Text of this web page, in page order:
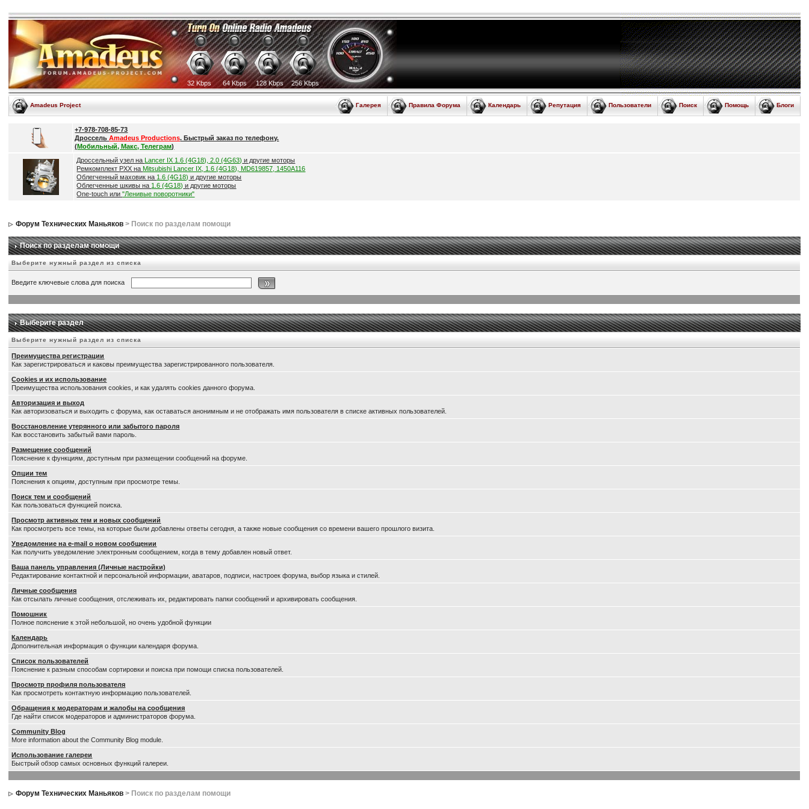
32 Kbps 64 Kbps 128 Kbps 256 Kbps
Amadeus Project Блоги
Помощь
Поиск
Пользователи
Репутация
Календарь
Правила Форума
Галерея
+7-978-708-85-73
ДроссельAmadeus Productions. Быстрый заказ по телефону.
(Мобильный, Макс, Телеграм)
Дроссельный узел на Lancer IX 1.6 (4G18), 2.0 (4G63) и другие моторы
Ремкомплект РХХ на Mitsubishi Lancer IX, 1.6 (4G18), MD619857, 1450A116
Облегченный маховик на 1.6 (4G18) и другие моторы
Облегченные шкивы на 1.6 (4G18) и другие моторы
One-touch или"Ленивые поворотники"
Форум Технических Маньяков > Поиск по разделам помощи
Поиск по разделам помощи
Выберите нужный раздел из списка
Введите ключевые слова для поиска
Выберите раздел
Выберите нужный раздел из списка
Преимущества регистрации
Как зарегистрироваться и каковы преимущества зарегистрированного пользователя.
Cookies и их использование
Преимущества использования cookies, и как удалять cookies данного форума.
Авторизация и выход
Как авторизоваться и выходить с форума, как оставаться анонимным и не отображать имя пользователя в списке активных пользователей.
Восстановление утерянного или забытого пароля
Как восстановить забытый вами пароль.
Размещение сообщений
Пояснение к функциям, доступным при размещении сообщений на форуме.
Опции тем
Пояснения к опциям, доступным при просмотре темы.
Поиск тем и сообщений
Как пользоваться функцией поиска.
Просмотр активных тем и новых сообщений
Как просмотреть все темы, на которые были добавлены ответы сегодня, а также новые сообщения со времени вашего прошлого визита.
Уведомление на е-mail о новом сообщении
Как получить уведомление электронным сообщением, когда в тему добавлен новый ответ.
Ваша панель управления (Личные настройки)
Редактирование контактной и персональной информации, аватаров, подписи, настроек форума, выбор языка и стилей.
Личные сообщения
Как отсылать личные сообщения, отслеживать их, редактировать папки сообщений и архивировать сообщения.
Помошник
Полное пояснение к этой небольшой, но очень удобной функции
Календарь
Дополнительная информация о функции календаря форума.
Список пользователей
Пояснение к разным способам сортировки и поиска при помощи списка пользователей.
Просмотр профиля пользователя
Как просмотреть контактную информацию пользователей.
Обращения к модераторам и жалобы на сообщения
Где найти список модераторов и администраторов форума.
Community Blog
More information about the Community Blog module.
Использование галереи
Быстрый обзор самых основных функций галереи.
Форум Технических Маньяков > Поиск по разделам помощи